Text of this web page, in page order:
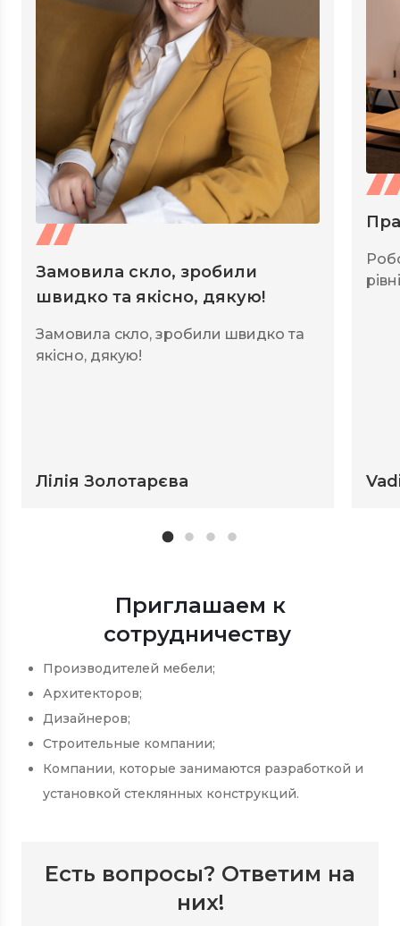
Замовила скло, зробили
швидко та якісно, дякую!
Замовила скло, зробили швидко та
якісно, дякую!
Лілія Золотарєва
Приглашаем к
сотрудничеству
Производителей мебели;
Архитекторов;
Дизайнеров;
Строительные компании;
Компании, которые занимаются разработкой и
установкой стеклянных конструкций.
Есть вопросы? Ответим на
них!